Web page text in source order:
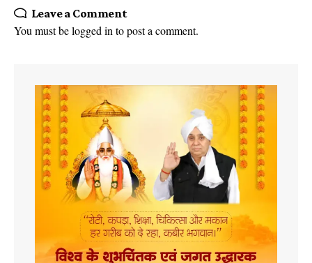
Leave a Comment
You must belogged into post a comment.